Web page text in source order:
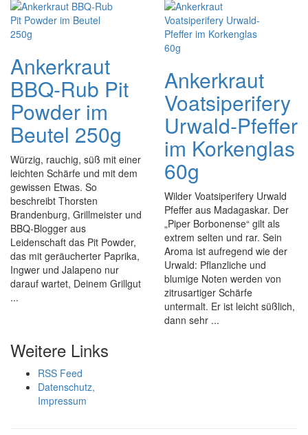
Ankerkraut
BBQ-Rub Pit
Powder im
Beutel 250g
Würzig, rauchig, süß mit einer
leichten Schärfe und mit dem
gewissen Etwas. So
beschreibt Thorsten
Brandenburg, Grillmeister und
BBQ-Blogger aus
Leidenschaft das Pit Powder,
das mit geräucherter Paprika,
Ingwer und Jalapeno nur
darauf wartet, Deinem Grillgut
...
Ankerkraut
Voatsiperifery
Urwald-Pfeffer
im Korkenglas
60g
Wilder Voatsiperifery Urwald
Pfeffer aus Madagaskar. Der
„Piper Borbonense“ gilt als
extrem selten und rar. Sein
Aroma ist aufregend wie der
Urwald: Pflanzliche und
blumige Noten werden von
zitrusartiger Schärfe
untermalt. Er ist leicht süßlich,
dann sehr ...
Weitere Links
RSS Feed
Datenschutz,
Impressum